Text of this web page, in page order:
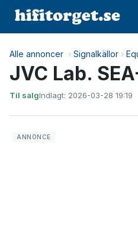
Alle annoncer › Signalkällor ›
JVC Lab.
Til salgIndlagt: 2026-03-28 19:19